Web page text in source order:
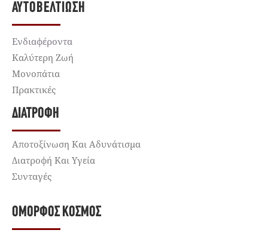
ΑΥΤΟΒΕΛΤΊΩΣΗ
Ενδιαφέροντα
Καλύτερη Ζωή
Μονοπάτια
Πρακτικές
ΔΙΑΤΡΟΦΉ
Αποτοξίνωση Και Αδυνάτισμα
Διατροφή Και Υγεία
Συνταγές
ΌΜΟΡΦΟΣ ΚΌΣΜΟΣ